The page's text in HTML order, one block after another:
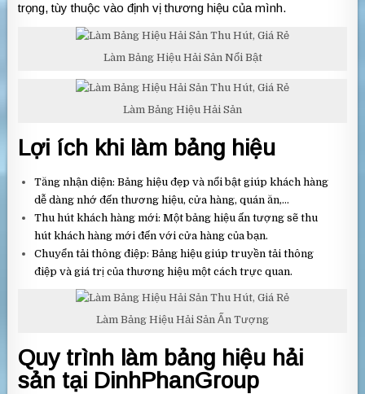
trọng, tùy thuộc vào định vị thương hiệu của mình.
Làm Bảng Hiệu Hải Sản Nổi Bật
Làm Bảng Hiệu Hải Sản
Lợi ích khi làm bảng hiệu
Tăng nhận diện: Bảng hiệu đẹp và nổi bật giúp khách hàng
dễ dàng nhớ đến thương hiệu, cửa hàng, quán ăn,…
Thu hút khách hàng mới: Một bảng hiệu ấn tượng sẽ thu
hút khách hàng mới đến với cửa hàng của bạn.
Chuyển tải thông điệp: Bảng hiệu giúp truyền tải thông
điệp và giá trị của thương hiệu một cách trực quan.
Làm Bảng Hiệu Hải Sản Ấn Tượng
Quy trình làm bảng hiệu hải
sản tại DinhPhanGroup